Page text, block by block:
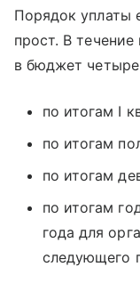
Порядок уплаты
прост. В
в бюджет четыре
по итогам I
по итогам
по итогам
по итогам
года для
следующего